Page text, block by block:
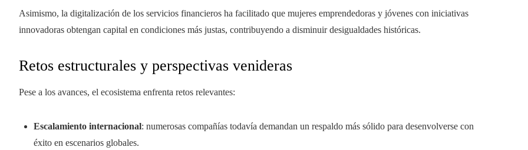
Asimismo, la digitalización de los servicios financieros ha facilitado que mujeres emprendedoras y jóvenes con iniciativas
innovadoras obtengan capital en condiciones más justas, contribuyendo a disminuir desigualdades históricas.
Retos estructurales y perspectivas venideras
Pese a los avances, el ecosistema enfrenta retos relevantes:
Escalamiento internacional: numerosas compañías todavía demandan un respaldo más sólido para desenvolverse con
éxito en escenarios globales.